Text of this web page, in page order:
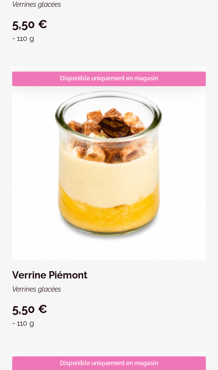
Verrines glacées
5,50 €
- 110 g
Verrine Piémont
Verrines glacées
5,50 €
- 110 g
Disponible uniquement en magasin
Disponible uniquement en magasin